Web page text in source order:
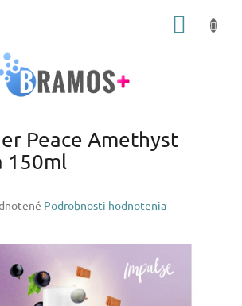
Peace Amethyst
150ml
Podrobnosti hodnotenia